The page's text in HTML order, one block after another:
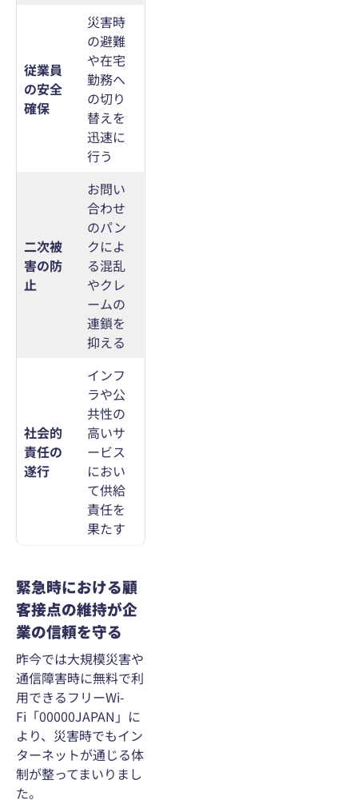
従業員
の安全
確保
災害時
の避難
や在宅
勤務へ
の切り
替えを
迅速に
行う
二次被
害の防
止
お問い
合わせ
のパン
クによ
る混乱
やクレ
ームの
連鎖を
抑える
社会的
責任の
遂行
インフ
ラや公
共性の
高いサ
ービス
におい
て供給
責任を
果たす
緊急時における顧
客接点の維持が企
業の信頼を守る
昨今では大規模災害や
通信障害時に無料で利
用できるフリーWi-
Fi「00000JAPAN」に
より、災害時でもイン
ターネットが通じる体
制が整ってまいりまし
た。